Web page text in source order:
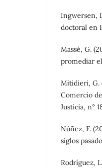
Ingwersen,
doctoral en
Massé, G.
promediar
Mitidieri, G.
Comercio
Justicia, n°
Núñez, F.
siglos
Rodríguez,